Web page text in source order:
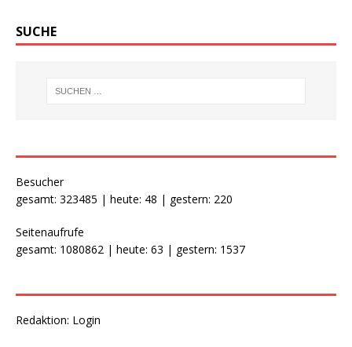
SUCHE
Besucher
gesamt: 323485 | heute: 48 | gestern: 220
Seitenaufrufe
gesamt: 1080862 | heute: 63 | gestern: 1537
Redaktion: Login